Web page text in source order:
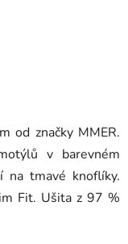
od značky MMER.
v barevném
na tmavé knoflíky.
Fit. Ušita z 97 %